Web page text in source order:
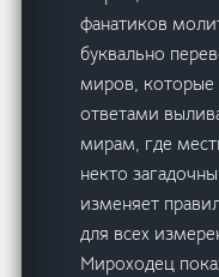
фанатиков
буквально
миров, которые
ответами
мирам, где
некто
изменяет
для всех
Мироходец